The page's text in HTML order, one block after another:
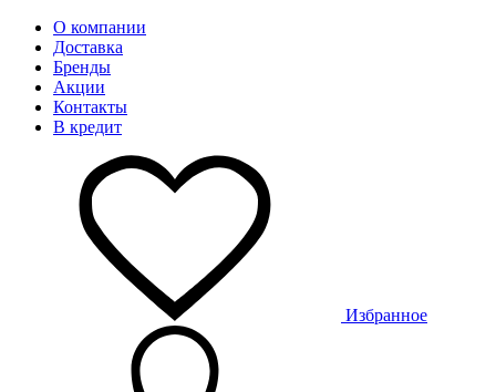
О компании
Доставка
Бренды
Акции
Контакты
В кредит
Избранное